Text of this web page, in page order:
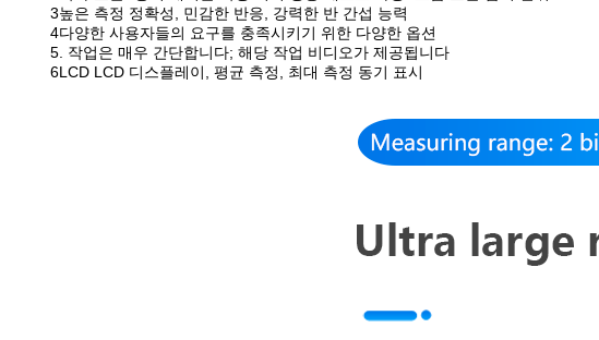
3높은 측정 정확성, 민감한 반응, 강력한 반 간섭 능력
4다양한 사용자들의 요구를 충족시키기 위한 다양한 옵션
5. 작업은 매우 간단합니다; 해당 작업 비디오가 제공됩니다
6LCD LCD 디스플레이, 평균 측정, 최대 측정 동기 표시